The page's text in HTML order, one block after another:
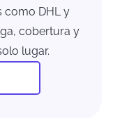
como DHL y
cobertura y
lugar.